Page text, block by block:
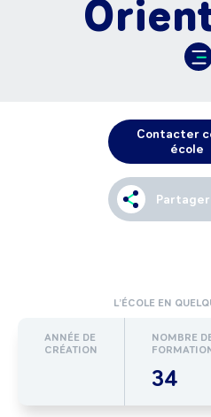
Contacter
école
L’ÉCOLE EN
ANNÉE DE
CRÉATION
NOMBRE
34